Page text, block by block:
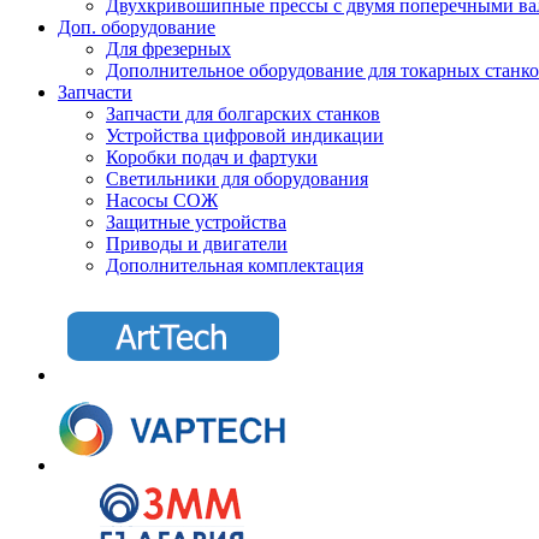
Двухкривошипные прессы с двумя поперечными
Доп. оборудование
Для фрезерных
Дополнительное оборудование для токарных
Запчасти
Запчасти для болгарских станков
Устройства цифровой индикации
Коробки подач и фартуки
Светильники для оборудования
Насосы СОЖ
Защитные устройства
Приводы и двигатели
Дополнительная комплектация